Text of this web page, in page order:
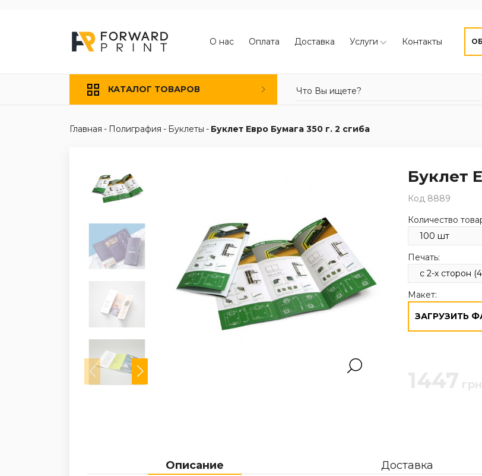
О нас Оплата Доставка Услуги Контакты
КАТАЛОГ ТОВАРОВ
Главная - Полиграфия - Буклеты - Буклет Евро Бумага 350 г. 2 сгиба
Буклет
Код 8889
Количество
Печать:
Макет:
ЗАГРУЗИТЬ
Описание Доставка